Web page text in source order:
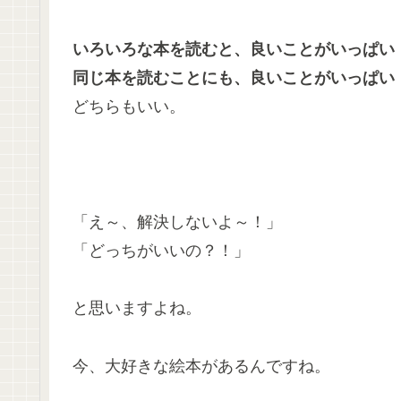
いろいろな本を読むと、良いことがいっぱい
同じ本を読むことにも、良いことがいっぱい
どちらもいい。
「え～、解決しないよ～！」
「どっちがいいの？！」
と思いますよね。
今、大好きな絵本があるんですね。